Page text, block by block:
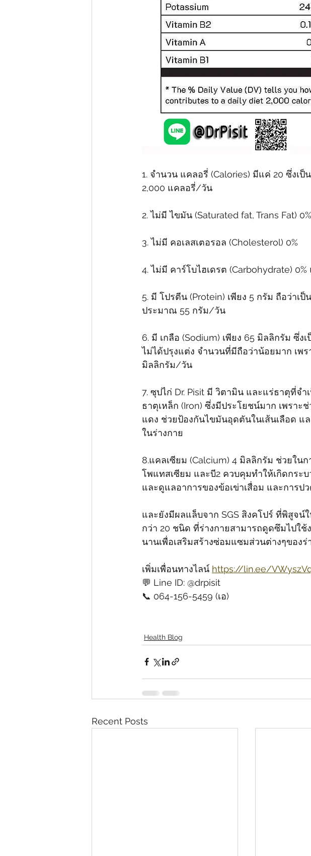
1. จำนวน แคลอรี่ (Calories) มีแค่ 20 ซึ่งเป็
2,000 แคลอรี่/วัน
2. ไม่มี ไขมัน (Saturated fat, Trans Fat)
3. ไม่มี คอเลสเตอรอล (Cholesterol) 0%
4. ไม่มี คาร์โบไฮเดรต (Carbohydrate)
5. มี โปรตีน (Protein) เพียง 5 กรัม ถือว่าเ
ประมาณ 55 กรัม/วัน
6. มี เกลือ (Sodium) เพียง 65 มิลลิกรัม ซึ่ง
ไม่ได้ปรุงแต่ง จำนวนที่มีถือว่าน้อยมาก เพ
มิลลิกรัม/วัน
7. ซุปไก่ Dr. Pisit มี วิตามิน และแร่ธาตุที่จ
ธาตุเหล็ก (Iron) ซึ่งมีประโยชน์มาก เพราะ
แดง ช่วยป้องกันไขมันอุดตันในเส้นเลือด แ
ในร่างกาย
8.แคลเซียม (Calcium) 4 มิลลิกรัม ช่วยใน
โพแทสเซียม และบี2 ควบคุมทำให้เกิดกระ
และดูแลอาการของข้อเข่าเสื่อม และการป
และยังมีผลแล็บจาก SGS สิงคโปร์ ที่พิสูจน์
กว่า 20 ชนิด ที่ร่างกายสามารถดูดซึมไปใ
นานเพื่อเสริมสร้างซ่อมแซมส่วนต่างๆของร่
เพิ่มเพื่อนทางไลน์ https://lin.ee/
💬 Line ID: @drpisit
📞 064-156-5459 (เอ)
Health Blog
Recent Posts